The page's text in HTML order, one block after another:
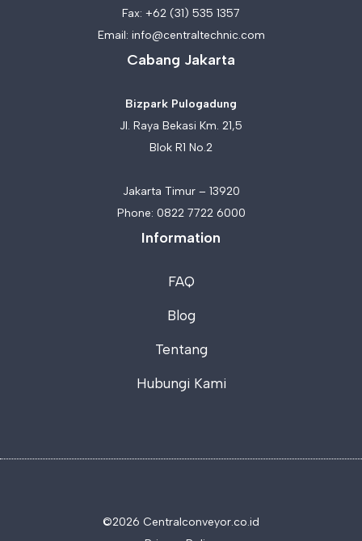
Fax: +62 (31) 535 1357
Email: info@centraltechnic.com
Cabang Jakarta
Bizpark Pulogadung
Jl. Raya Bekasi Km. 21,5
Blok R1 No.2
Jakarta Timur – 13920
Phone: 0822 7722 6000
Information
FAQ
Blog
Tentang
Hubungi Kami
©2026 Centralconveyor.co.id